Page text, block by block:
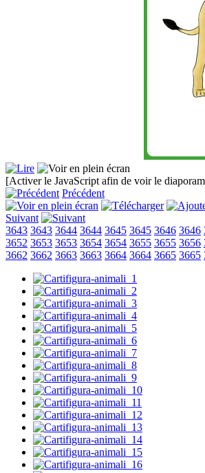
[Activer le JavaScript afin de voir le
Précédent
Suivant
3643 3643 3644 3644 3645 3645 3646 3646
3652 3653 3653 3654 3654 3655 3655 3656
3662 3662 3663 3663 3664 3664 3665 3665